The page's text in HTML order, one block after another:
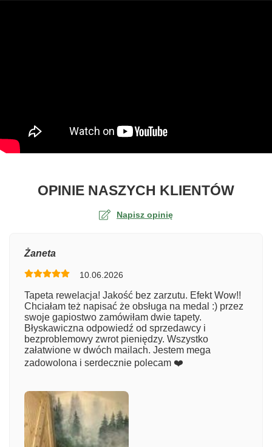
OPINIE NASZYCH KLIENTÓWO
Napisz opinię
Numer zamówienia
Imię
Żaneta
10.06.2026
Tapeta rewelacja! Jakość bez zarzutu. Efekt Wow!!
Chciałam też napisać że obsługa na medal :) przez
swoje gapiostwo zamówiłam dwie tapety.
Błyskawiczna odpowiedź od sprzedawcy i
bezproblemowy zwrot pieniędzy. Wszystko
załatwione w dwóch mailach. Jestem mega
zadowolona i serdecznie polecam ❤️